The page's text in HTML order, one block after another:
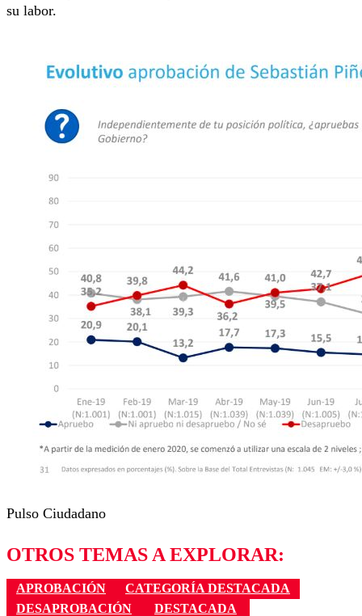
su labor.
Pulso Ciudadano
OTROS TEMAS A EXPLORAR:
APROBACIÓN
CATEGORÍA DESTACADA
DESAPROBACIÓN
DESTACADA